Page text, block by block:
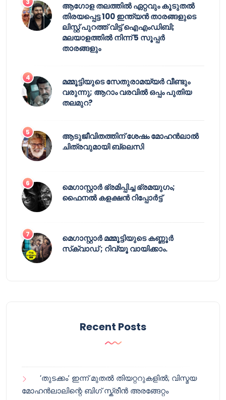
ആഗോള തലത്തിൽ ഏറ്റവും കൂടുതൽ
തിരയപ്പെട്ട 100 ഇന്ത്യൻ താരങ്ങളുടെ
ലിസ്റ്റ് പുറത്ത് വിട്ട് ഐഎംഡിബി;
മലയാളത്തിൽ നിന്ന് 5 സൂപ്പർ
താരങ്ങളും
മമ്മൂട്ടിയുടെ സേതുരാമയ്യർ വീണ്ടും
വരുന്നു; ആറാം വരവിൽ ഒപ്പം പുതിയ
തലമുറ?
ആടുജീവിതത്തിന് ശേഷം മോഹൻലാൽ
ചിത്രവുമായി ബ്ലെസി
മെഗാസ്റ്റാർ ഭ്രമിപ്പിച്ച ഭ്രമയുഗം;
ഫൈനൽ കളക്ഷൻ റിപ്പോർട്ട്
മെഗാസ്റ്റാർ മമ്മൂട്ടിയുടെ കണ്ണൂർ
സ്‌ക്വാഡ് ; റിവ്യൂ വായിക്കാം.
Recent Posts
‘തുടക്കം’ ഇന്ന് മുതൽ തിയറ്ററുകളിൽ; വിസ്മയ
മോഹൻലാലിന്റെ ബിഗ് സ്ക്രീൻ അരങ്ങേറ്റം